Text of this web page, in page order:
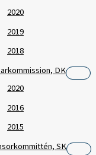
2020
2019
2018
DK
2020
2016
2015
SK